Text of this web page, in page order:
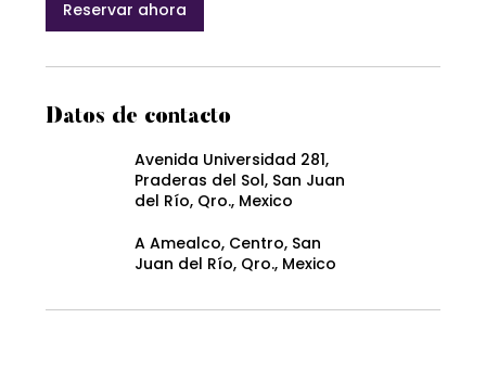
Reservar ahora
Datos de contacto
Avenida Universidad 281,
Praderas del Sol, San Juan
del Río, Qro., Mexico
A Amealco, Centro, San
Juan del Río, Qro., Mexico